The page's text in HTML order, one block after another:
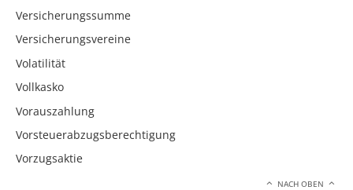
Versicherungssumme
Versicherungsvereine
Volatilität
Vollkasko
Vorauszahlung
Vorsteuerabzugsberechtigung
Vorzugsaktie
NACH OBEN